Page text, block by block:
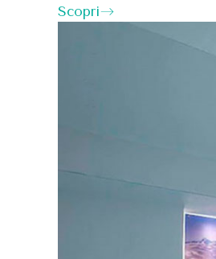
Scopri